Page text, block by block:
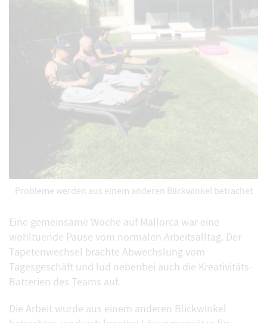
Probleme werden aus einem anderen Blickwinkel betrachet
Eine gemeinsame Woche auf Mallorca war eine
wohltuende Pause vom normalen Arbeitsalltag. Der
Tapetenwechsel brachte Abwechslung vom
Tagesgeschäft und lud nebenbei auch die Kreativitäts-
Batterien des Teams auf.
Die Arbeit wurde aus einem anderen Blickwinkel